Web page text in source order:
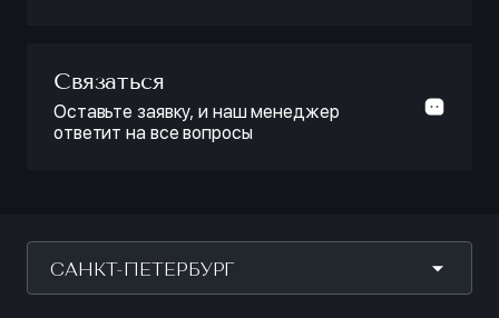
Связаться
Оставьте заявку, и наш менеджер
ответит на все вопросы
САНКТ-ПЕТЕРБУРГ